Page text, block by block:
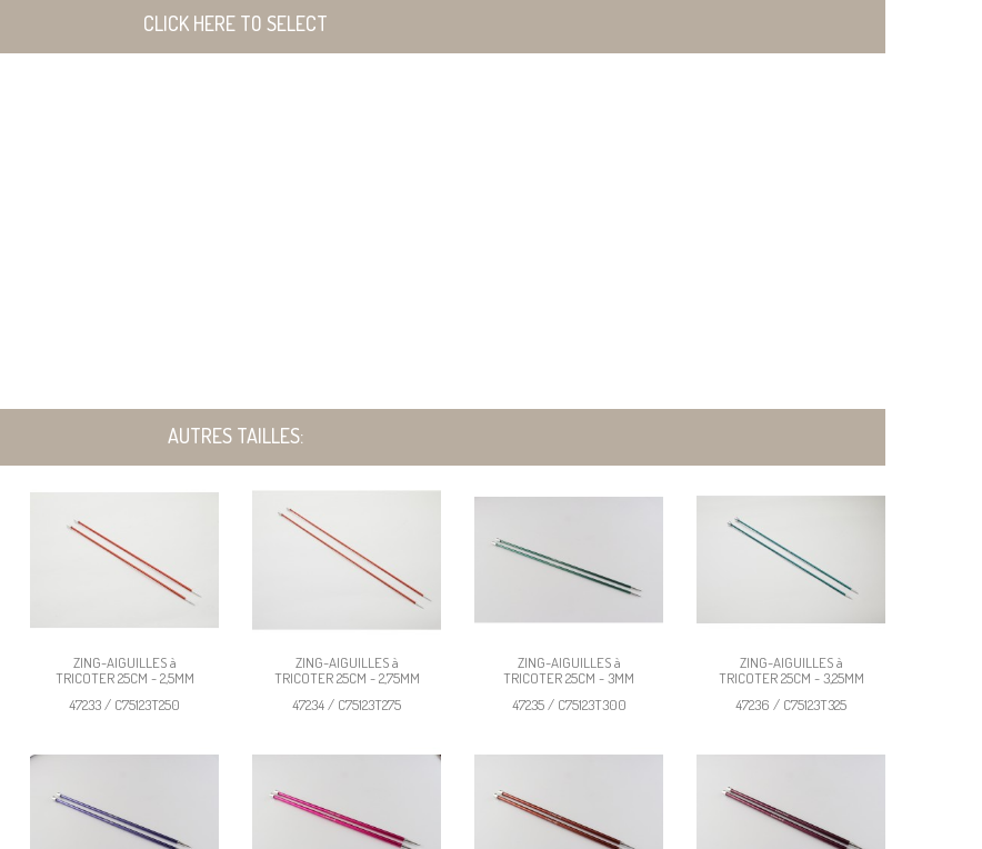
CLICK HERE TO SELECT
AUTRES TAILLES:
ZING-AIGUILLES à
TRICOTER 25CM - 2,5MM
47233 / C75123T250
ZING-AIGUILLES à
TRICOTER 25CM - 2,75MM
47234 / C75123T275
ZING-AIGUILLES à
TRICOTER 25CM - 3MM
47235 / C75123T300
ZING-AIGUILLES à
TRICOTER 25CM - 3,25MM
47236 / C75123T325